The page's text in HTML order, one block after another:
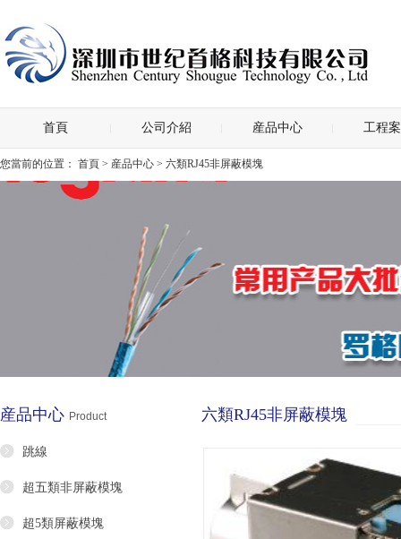
首頁 公司介紹 産品中心 工程
您當前的位置： 首頁 > 産品中心 > 六類RJ45非屏蔽模塊
産品中心 Product
跳線
超五類非屏蔽模塊
超5類屏蔽模塊
六類RJ45非屏蔽模塊